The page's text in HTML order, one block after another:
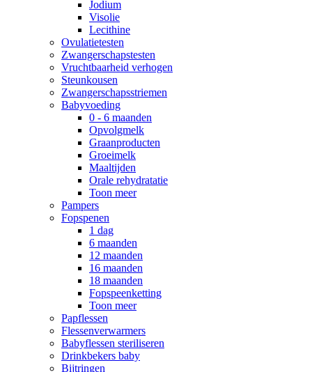
Jodium
Visolie
Lecithine
Ovulatietesten
Zwangerschapstesten
Vruchtbaarheid verhogen
Steunkousen
Zwangerschapsstriemen
Babyvoeding
0 - 6 maanden
Opvolgmelk
Graanproducten
Groeimelk
Maaltijden
Orale rehydratatie
Toon meer
Pampers
Fopspenen
1 dag
6 maanden
12 maanden
16 maanden
18 maanden
Fopspeenketting
Toon meer
Papflessen
Flessenverwarmers
Babyflessen steriliseren
Drinkbekers baby
Bijtringen